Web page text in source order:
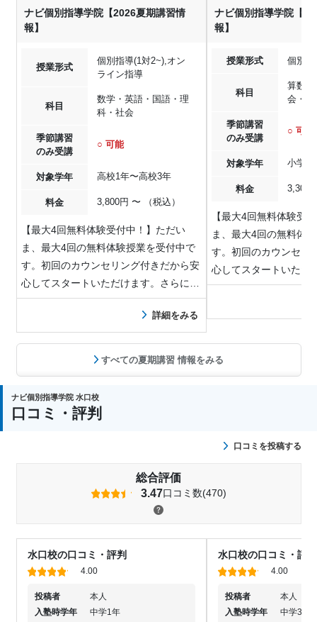
ナビ個別指導学院【2026夏期講習情
報】
授業形式
個別指導(1対2~),オン
ライン指導
科目
数学・英語・国語・理
科・社会
季節講習
のみ受講
○ 可能
対象学年 高校1年〜高校3年
料金 3,800円 〜 （税込）
【最大4回無料体験受付中！】ただい
ま、最大4回の無料体験授業を受付中で
す。初回のカウンセリング付きだから安
心してスタートいただけます。さらに、
無料体験から継…
詳細をみる
ナビ個別指導学院【
報】
授業形式 個別指
科目
算数・
会・英
季節講習
のみ受講
○ 可能
対象学年 小学1
料金 3,300
【最大4回無料体験受
ま、最大4回の無料体
す。初回のカウンセリ
心してスタートいただ
無料体験から継…
すべての夏期講習 情報をみる
ナビ個別指導学院 水口校
口コミ・評判
口コミを投稿する
総合評価
3.47口コミ数(470)
水口校の口コミ・評判
4.00
投稿者
本人
入塾時学年
中学1年
水口校の口コミ・評判
4.00
投稿者
本人
入塾時学年
中学3年